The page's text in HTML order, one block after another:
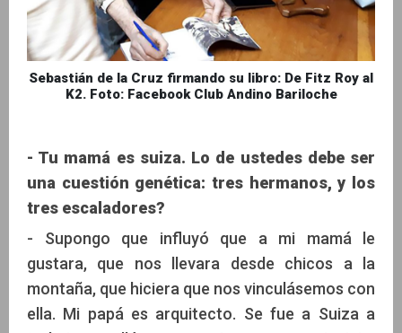
Sebastián de la Cruz firmando su libro: De Fitz Roy al
K2. Foto: Facebook Club Andino Bariloche
- Tu mamá es suiza. Lo de ustedes debe ser
una cuestión genética: tres hermanos, y los
tres escaladores?
- Supongo que influyó que a mi mamá le
gustara, que nos llevara desde chicos a la
montaña, que hiciera que nos vinculásemos con
ella. Mi papá es arquitecto. Se fue a Suiza a